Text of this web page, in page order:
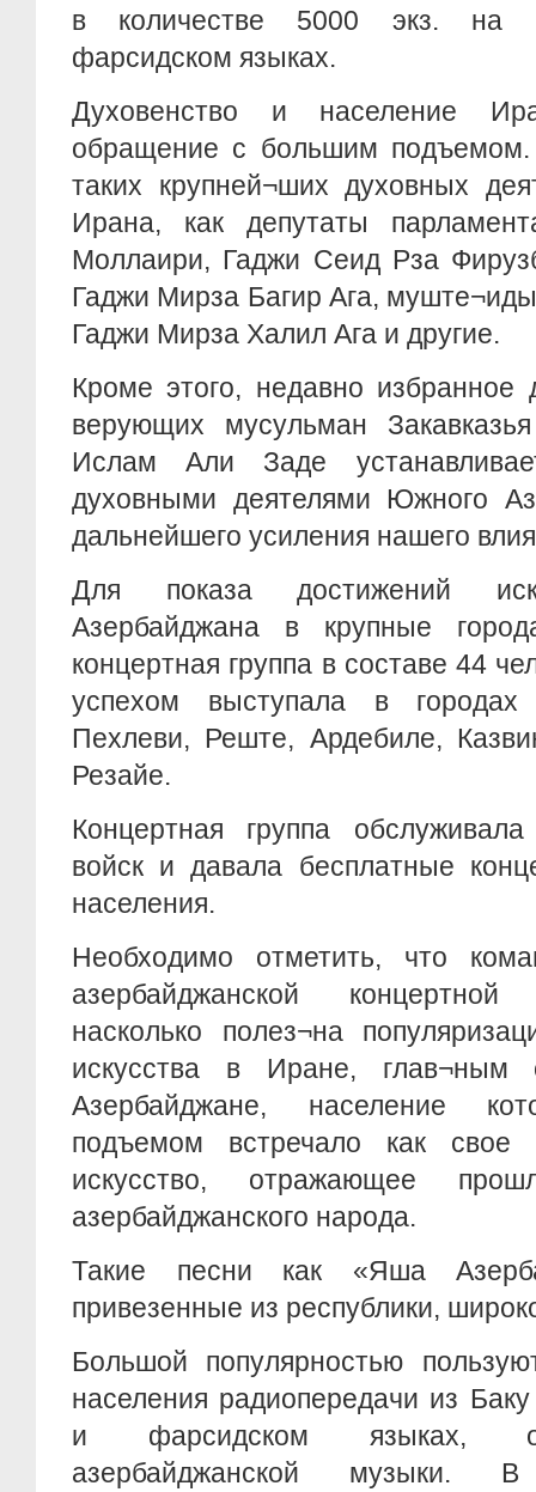
в количестве 5000 экз. на
фарсидском языках.
Духовенство и население
обращение с большим подъемом.
таких крупней¬ших духовных
Ирана, как депутаты
Моллаири, Гаджи Сеид Рза
Гаджи Мирза Багир Ага,
Гаджи Мирза Халил Ага и другие.
Кроме этого, недавно избранное
верующих мусульман
Ислам Али Заде
духовными деятелями Южного
дальнейшего усиления нашего
Для показа достижений
Азербайджана в крупные
концертная группа в составе 44
успехом выступала в городах
Пехлеви, Реште, Ардебиле,
Резайе.
Концертная группа
войск и давала бесплатные
населения.
Необходимо отметить, что
азербайджанской
насколько полез¬на
искусства в Иране,
Азербайджане, население
подъемом встречало как свое
искусство, отражающее
азербайджанского народа.
Такие песни как «Яша
привезенные из республики,
Большой популярностью
населения радиопередачи из
и фарсидском языках,
азербайджанской музыки.